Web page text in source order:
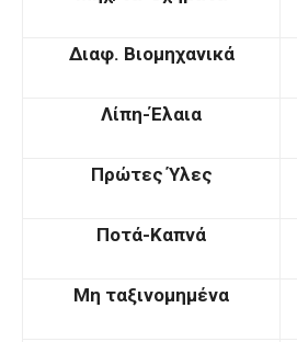
Διαφ. Βιομηχανικά
Λίπη-Έλαια
Πρώτες Ύλες
Ποτά-Καπνά
Μη ταξινομημένα